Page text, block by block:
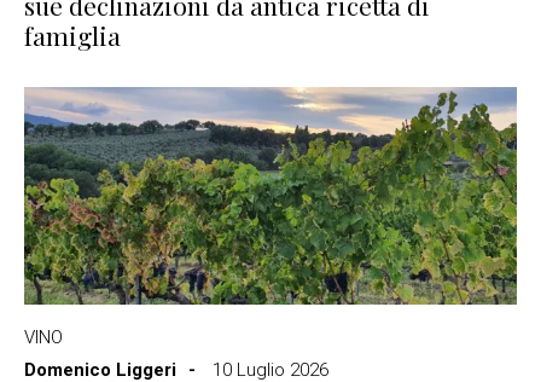
famiglia
VINO
Domenico Liggeri
10 Luglio 2026